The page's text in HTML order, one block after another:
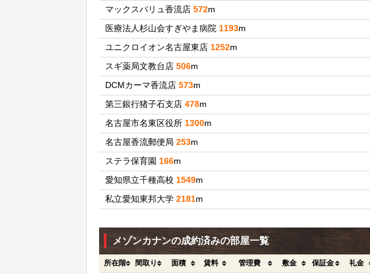
マックスバリュ香流店 572m
医療法人杉山会すぎやま病院 1193m
ユニクロイオン名古屋東店 1252m
スギ薬局文教台店 506m
DCMカーマ香流店 573m
第三銀行猪子石支店 478m
名古屋市名東区役所 1300m
名古屋香流郵便局 253m
ステラ保育園 166m
愛知県立千種高校 1549m
私立愛知東邦大学 2181m
メゾンカナンの成約済みの部屋一覧
所在階 間取り 面積 賃料 管理費 敷金 保証金 礼金